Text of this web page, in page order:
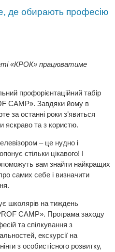
де обирають професію
«КРОК» працюватиме
профорієнтаційний табір
CAMP». Завдяки йому в
за останні роки з’явиться
яскраво та з користю.
– це нудно і
стільки цікавого! І
вам знайти найкращих
самих себе і визначити
школярів на тиждень
CAMP». Програма заходу
та спілкування з
екскурсії на
з особистісного розвитку,